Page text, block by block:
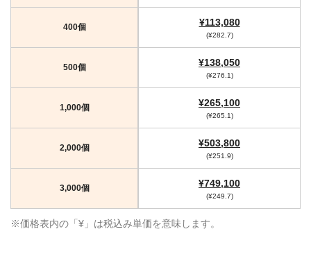
400個 ¥113,080
(¥282.7)
500個 ¥138,050
(¥276.1)
1,000個 ¥265,100
(¥265.1)
2,000個 ¥503,800
(¥251.9)
3,000個 ¥749,100
(¥249.7)
※価格表内の「¥」は税込み単価を意味します。